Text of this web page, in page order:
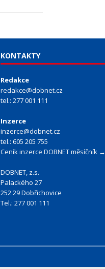
KONTAKTY
Redakce
redakce@dobnet.cz
tel.: 277 001 111
Inzerce
inzerce@dobnet.cz
tel.: 605 205 755
Ceník inzerce DOBNET měsíčník →
DOBNET, z.s.
Palackého 27
252 29 Dobřichovice
Tel.: 277 001 111